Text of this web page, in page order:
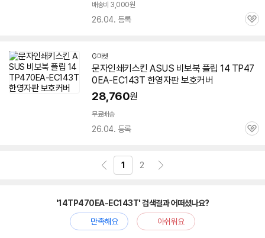
배송비 3,000원
26.04. 등록
관
G마켓
문자인쇄키스킨 ASUS 비보북 플립 14 TP47
0EA-EC143T 한영자판 보호커버
28,760원
무료배송
26.04. 등록
관
1 2
'14TP470EA-EC143T' 검색결과 어떠셨나요?
만족해요
아쉬워요